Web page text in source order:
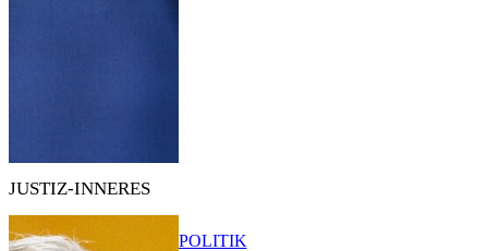
JUSTIZ-INNERES
POLITIK